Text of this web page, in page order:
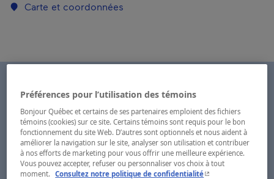
Carte et coordonnées
Préférences pour l’utilisation des témoins
Bonjour Québec et certains de ses partenaires emploient des fichiers
témoins (cookies) sur ce site. Certains témoins sont requis pour le bon
fonctionnement du site Web. D’autres sont optionnels et nous aident à
améliorer la navigation sur le site, analyser son utilisation et contribuer
à nos efforts de marketing pour vous offrir une meilleure expérience.
Vous pouvez accepter, refuser ou personnaliser vos choix à tout
moment.
Consultez notre politique de confidentialité- Cet hyperlien